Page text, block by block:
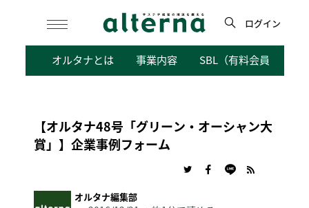
検
ログイン
オルタナとは 事業内容 SBL（有料会員向けサ
【オルタナ48号「グリーン・オーシャン大
賞」】企業事例フォーム
オルタナ編集部